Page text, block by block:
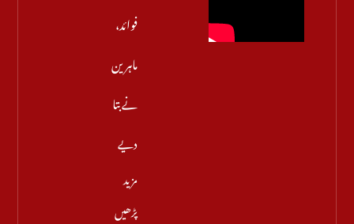
فوائد،
ماہرین
نے بتا
دیے
مزید
پڑھیں